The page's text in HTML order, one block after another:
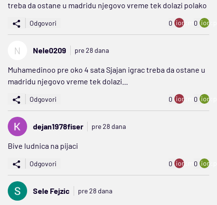
treba da ostane u madridu njegovo vreme tek dolazi polako
Odgovori 0 ion:minus
0
N Nele0209 pre 28 dana
Muhamedinoo pre oko 4 sata Sjajan igrac treba da ostane u
madridu njegovo vreme tek dolazi...
Odgovori 0 ion:minus
0
dejan1978fiser pre 28 dana
Bive ludnica na pijaci
Odgovori 0 ion:minus
0
Sele Fejzic pre 28 dana